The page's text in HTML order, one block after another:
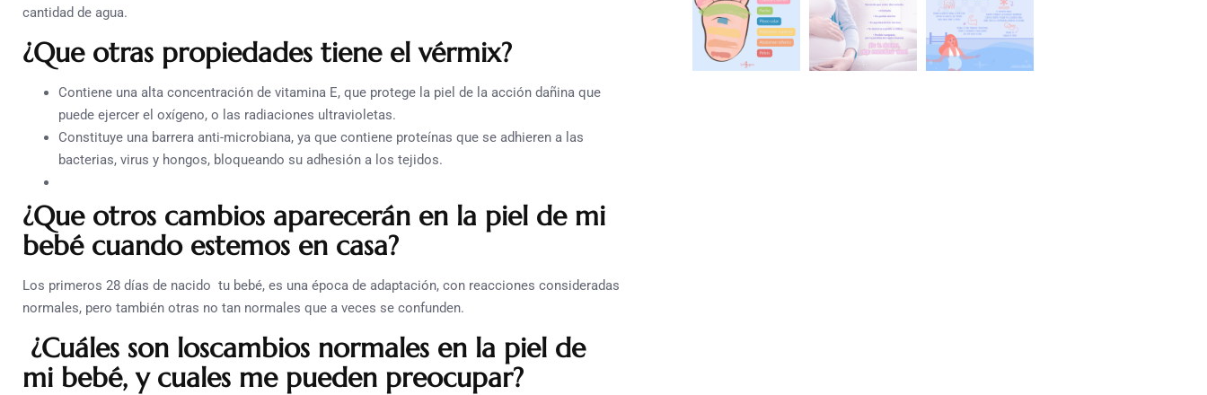
cantidad de agua.
¿Que otras propiedades tiene el vérmix?
Contiene una alta concentración de vitamina E, que protege la piel de la acción dañina que
puede ejercer el oxígeno, o las radiaciones ultravioletas.
Constituye una barrera anti-microbiana, ya que contiene proteínas que se adhieren a las
bacterias, virus y hongos, bloqueando su adhesión a los tejidos.
¿Que otros cambios aparecerán en la piel de mi
bebé cuando estemos en casa?
Los primeros 28 días de nacido tu bebé, es una época de adaptación, con reacciones consideradas
normales, pero también otras no tan normales que a veces se confunden.
¿Cuáles son loscambios normales en la piel de
mi bebé, y cuales me pueden preocupar?